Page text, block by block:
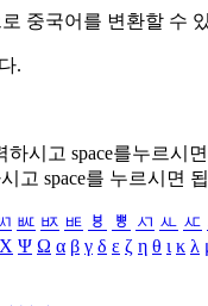
중국어를 변환할 수
.
하시고 space를누르시
고 space를 누르시면
ㅵ ㅶ ㅷ ㅸ ㅹ ㅺ ㅻ ㅼ
Χ Ψ Ω α β γ δ ε ζ η θ ι κ λ